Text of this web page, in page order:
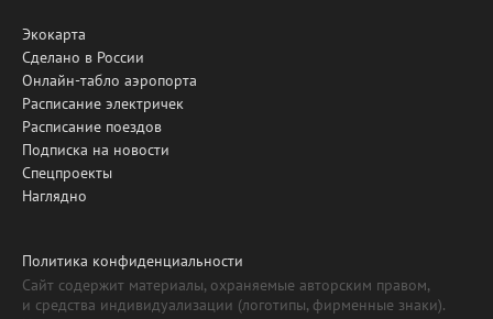
Экокарта
Сделано в России
Онлайн-табло аэропорта
Расписание электричек
Расписание поездов
Подписка на новости
Спецпроекты
Наглядно
Политика конфиденциальности
Сайт содержит материалы, охраняемые авторским правом,
и средства индивидуализации (логотипы, фирменные знаки).